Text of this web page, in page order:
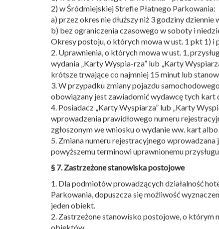
2) w Śródmiejskiej Strefie Płatnego Parkowania:
a) przez okres nie dłuższy niż 3 godziny
b) bez ograniczenia czasowego w soboty i
Okresy postoju, o których mowa w ust. 1 pkt 1) i
2. Uprawnienia, o których mowa w ust. 1,
wydania „Karty Wyspia-rza” lub „Karty
krótsze trwające co najmniej 15 minut lub
3. W przypadku zmiany pojazdu
obowiązany jest zawiadomić wydawcę tych kart
4. Posiadacz „Karty Wyspiarza” lub „Karty
wprowadzenia prawidłowego numeru
zgłoszonym we wniosku o wydanie ww. kart albo
5. Zmiana numeru rejestracyjnego
powyższemu terminowi uprawnionemu
§ 7. Zastrzeżone stanowiska postojowe
1. Dla podmiotów prowadzących działalność
Parkowania, dopuszcza się możliwość
jeden obiekt.
2. Zastrzeżone stanowisko postojowe, o którym